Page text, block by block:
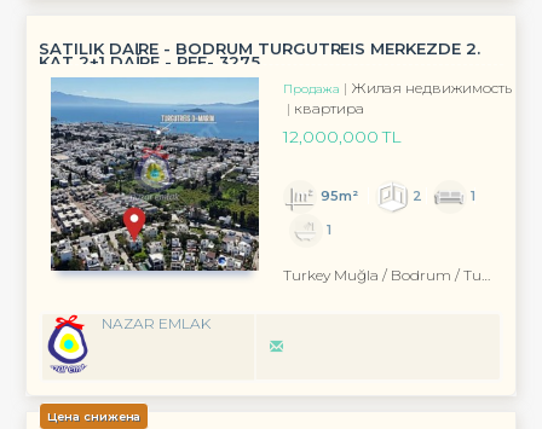
SATILIK DAİRE - BODRUM TURGUTREİS MERKEZDE 2.
KAT 2+1 DAİRE - REF- 3275
Продажа
Жилая недвижимость
квартира
12,000,000 TL
95m² 2
1
1
Turkey Muğla / Bodrum / Turgutreis
NAZAR EMLAK
Цена снижена